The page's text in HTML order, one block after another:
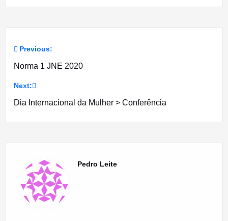
Navegação
artigos
Previous:
Norma 1 JNE 2020
Next:
Dia Internacional da Mulher > Conferência
Pedro Leite